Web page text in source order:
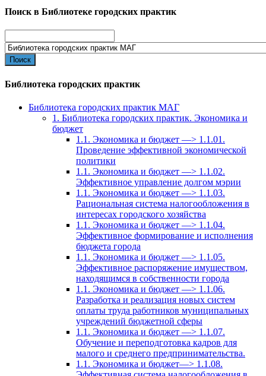
Поиск в Библиотеке городских практик
for:
Библиотека городских практик
Библиотека городских практик МАГ
1. Библиотека городских практик. Экономика и
бюджет
1.1. Экономика и бюджет —> 1.1.01.
Проведение эффективной экономической
политики
1.1. Экономика и бюджет —> 1.1.02.
Эффективное управление долгом мэрии
1.1. Экономика и бюджет —> 1.1.03.
Рациональная система налогообложения в
интересах городского хозяйства
1.1. Экономика и бюджет —> 1.1.04.
Эффективное формирование и исполнения
бюджета города
1.1. Экономика и бюджет —> 1.1.05.
Эффективное распоряжение имуществом,
находящимся в собственности города
1.1. Экономика и бюджет —> 1.1.06.
Разработка и реализация новых систем
оплаты труда работников муниципальных
учреждений бюджетной сферы
1.1. Экономика и бюджет —> 1.1.07.
Обучение и переподготовка кадров для
малого и среднего предпринимательства.
1.1. Экономика и бюджет—> 1.1.08.